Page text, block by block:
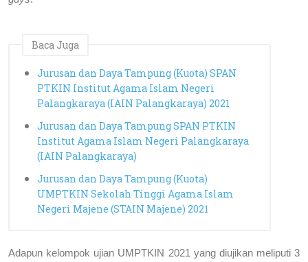
Baca Juga
Jurusan dan Daya Tampung (Kuota) SPAN
PTKIN Institut Agama Islam Negeri
Palangkaraya (IAIN Palangkaraya) 2021
Jurusan dan Daya Tampung SPAN PTKIN
Institut Agama Islam Negeri Palangkaraya
(IAIN Palangkaraya)
Jurusan dan Daya Tampung (Kuota)
UMPTKIN Sekolah Tinggi Agama Islam
Negeri Majene (STAIN Majene) 2021
Adapun kelompok ujian UMPTKIN 2021 yang diujikan meliputi 3